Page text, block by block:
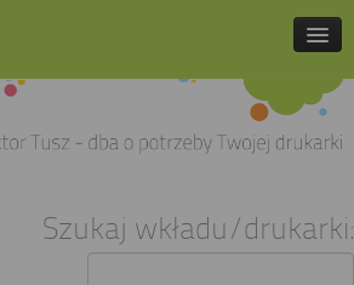
Szukaj wkładu/drukarki: